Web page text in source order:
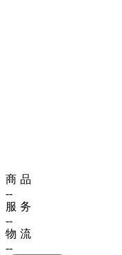
商品
--
服务
--
物流
--